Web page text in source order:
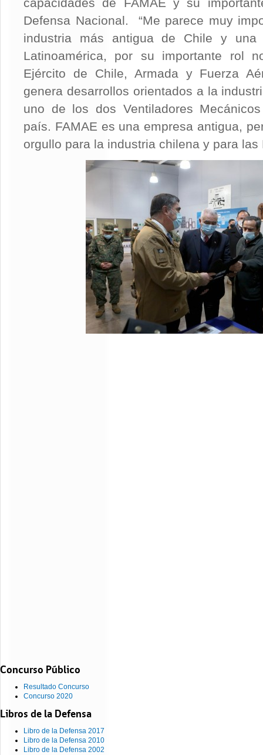
capacidades de FAMAE y su
Defensa Nacional. “Me parece muy
industria más antigua de Chile y
Latinoamérica, por su importante rol
Ejército de Chile, Armada y Fuerza
genera desarrollos orientados a la
uno de los dos Ventiladores
país. FAMAE es una empresa antigua,
orgullo para la industria chilena y para las
Concurso Público
Resultado Concurso
Concurso 2020
Libros de la Defensa
Libro de la Defensa 2017
Libro de la Defensa 2010
Libro de la Defensa 2002